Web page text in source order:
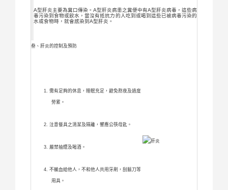
A型肝炎主要為糞口傳染。A型肝炎病患之糞便中有A型肝炎病毒，這些病
毒污染到食物或飲水，當沒有抵抗力的人吃到或喝到這些已被病毒污染的
水或食物時，就會感染到A型肝炎。
叁、肝炎的控制及預防
需有足夠的休息，睡眠充足，避免熬夜及過度
勞累。
注意餐具之清潔及隔離，響應公筷母匙。
嚴禁抽煙及喝酒。
不輸血給他人，不和他人共用牙刷，刮鬍刀等
用具。